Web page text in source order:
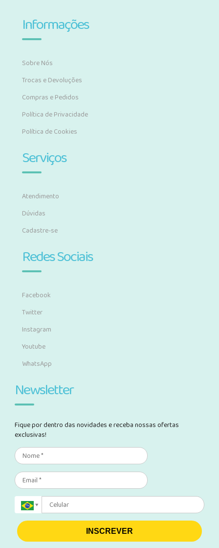
Informações
Sobre Nós
Trocas e Devoluções
Compras e Pedidos
Política de Privacidade
Política de Cookies
Serviços
Atendimento
Dúvidas
Cadastre-se
Redes Sociais
Facebook
Twitter
Instagram
Youtube
WhatsApp
Newsletter
Fique por dentro das novidades e receba nossas ofertas
exclusivas!
INSCREVER